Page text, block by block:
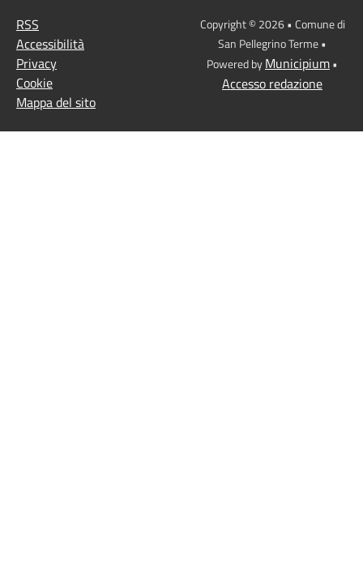
RSS
Accessibilità
Privacy
Cookie
Mappa del sito
Copyright © 2026 • Comune di
San Pellegrino Terme •
Powered byMunicipium•
Accesso redazione